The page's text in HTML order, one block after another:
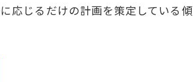
応じるだけの計画を策定している傾